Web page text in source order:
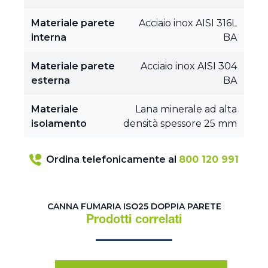
Materiale parete
interna
Acciaio inox AISI 316L
BA
Materiale parete
esterna
Acciaio inox AISI 304
BA
Materiale
isolamento
Lana minerale ad alta
densità spessore 25 mm
Ordina telefonicamente al 800 120 991
CANNA FUMARIA ISO25 DOPPIA PARETE
Prodotti correlati